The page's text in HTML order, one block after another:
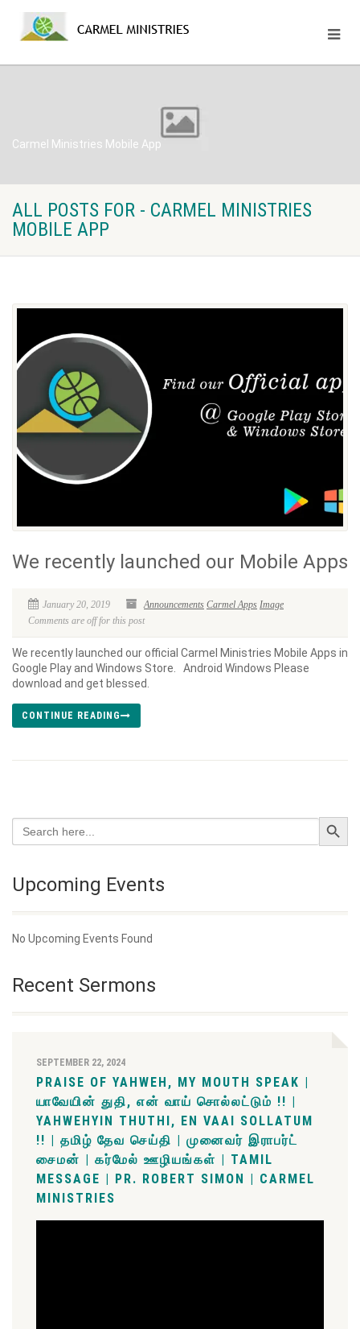
Carmel Ministries Mobile App
ALL POSTS FOR - CARMEL MINISTRIES
MOBILE APP
We recently launched our Mobile Apps
January 20, 2019 Announcements Carmel Apps Image
Comments are off for this post
We recently launched our official Carmel Ministries Mobile Apps in
Google Play and Windows Store. Android Windows Please
download and get blessed.
CONTINUE READING
Search
for:
Search Button
Upcoming Events
No Upcoming Events Found
Recent Sermons
SEPTEMBER 22, 2024
PRAISE OF YAHWEH, MY MOUTH SPEAK |
யாவேயின் துதி, என் வாய் சொல்லட்டும் !! |
YAHWEHYIN THUTHI, EN VAAI SOLLATUM
!! | தமிழ் தேவ செய்தி | முனைவர் இராபர்ட்
சைமன் | கர்மேல் ஊழியங்கள் | TAMIL
MESSAGE | PR. ROBERT SIMON | CARMEL
MINISTRIES